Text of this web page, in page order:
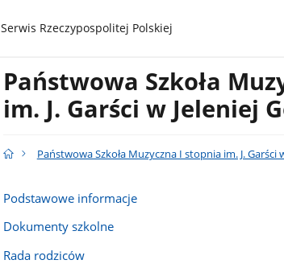
gov.pl
Serwis Rzeczypospolitej Polskiej
Państwowa Szkoła
im. J. Garści w Jeleniej
Państwowa Szkoła Muzyczna I stopnia im. J. Garści
Podstawowe informacje
Dokumenty szkolne
Rada rodziców